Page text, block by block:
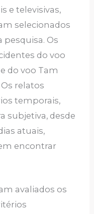
e televisivas,
selecionados
pesquisa. Os
do voo
do voo Tam
relatos
temporais,
subjetiva, desde
atuais,
encontrar
avaliados os